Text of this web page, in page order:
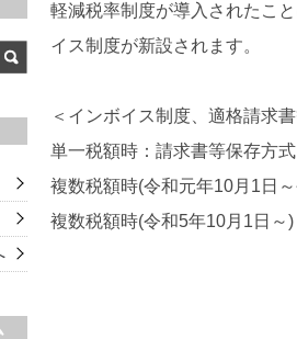
軽減税率制度が導入されたこ
イス制度が新設されます。
＜インボイス制度、適格請求
単一税額時：請求書等保存方式
複数税額時(令和元年10月1日
複数税額時(令和5年10月1日～